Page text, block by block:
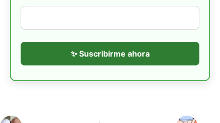
✨ Suscribirme ahora